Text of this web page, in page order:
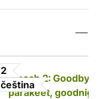
2
čeština
Bleach 2: Goodbye
parakeet,